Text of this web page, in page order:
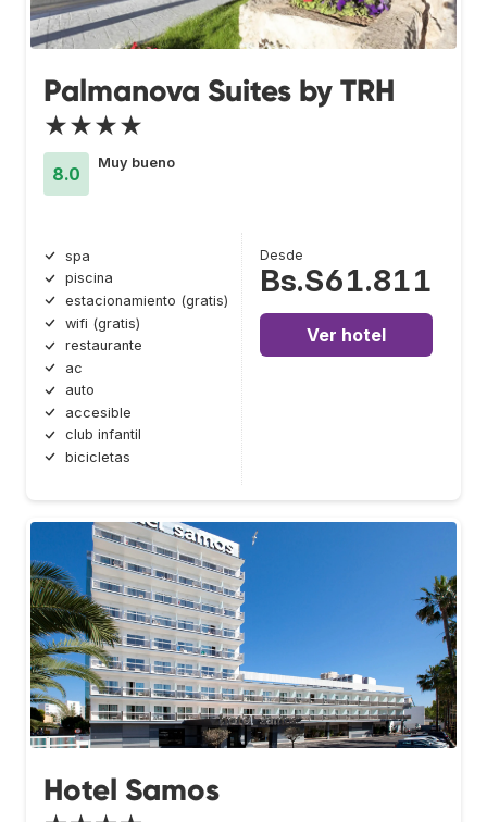
Palmanova Suites by TRH
★★★★
8.0
Muy bueno
spa
piscina
estacionamiento (gratis)
wifi (gratis)
restaurante
ac
auto
accesible
club infantil
bicicletas
Desde
Bs.S61.811
Ver hotel
Hotel Samos